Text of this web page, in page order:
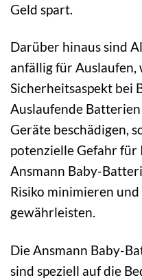
Geld spart.
Darüber hinaus sind
anfällig für Auslaufen,
Sicherheitsaspekt bei
Auslaufende
Geräte beschädigen,
potenzielle Gefahr
Ansmann Baby-
Risiko minimieren und
gewährleisten.
Die Ansmann Baby-
sind speziell auf die